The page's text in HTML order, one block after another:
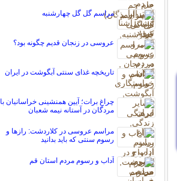
مراسم گل گل چهارشنبه
عروسی در زنجان قدیم چگونه بود؟
تاریخچه غذای سنتی آبگوشت در ایران
چراغ برات؛ آیین همنشینی خراسانیان با
مردگان در آستانه نیمه شعبان
مراسم عروسی در کلاردشت: رازها و
رسوم سنتی که باید بدانید
آداب و رسوم مردم استان قم